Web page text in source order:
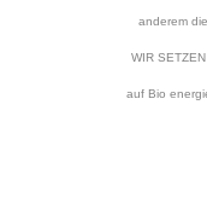
anderem
WIR
auf Bio